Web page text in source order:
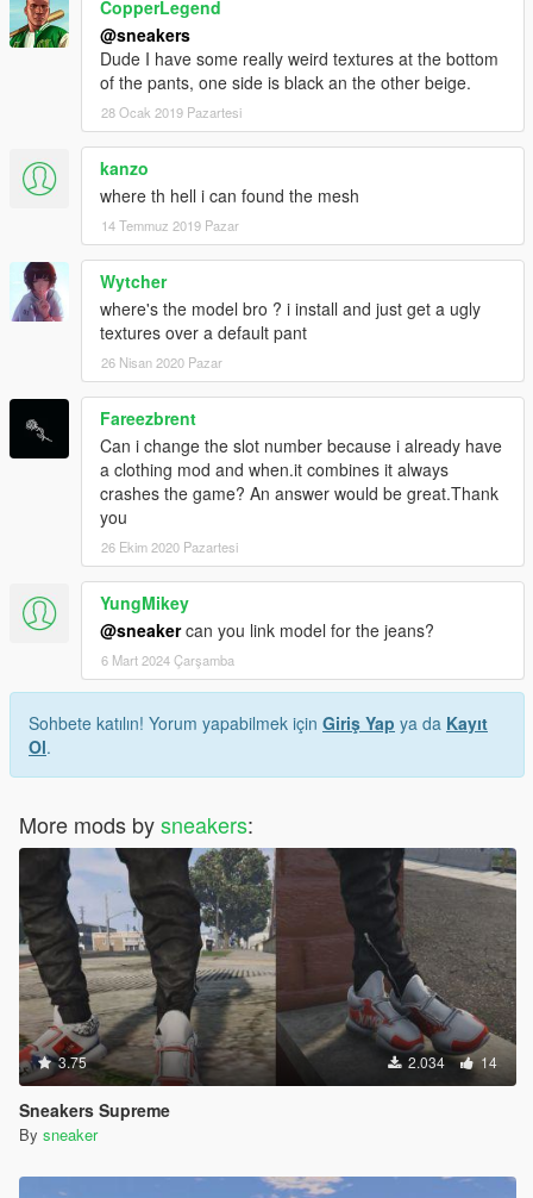
CopperLegend
@sneakers
Dude I have some really weird textures at the bottom
of the pants, one side is black an the other beige.
28 Ocak 2019 Pazartesi
kanzo
where th hell i can found the mesh
14 Temmuz 2019 Pazar
Wytcher
where's the model bro ? i install and just get a ugly
textures over a default pant
26 Nisan 2020 Pazar
Fareezbrent
Can i change the slot number because i already have
a clothing mod and when.it combines it always
crashes the game? An answer would be great.Thank
you
26 Ekim 2020 Pazartesi
YungMikey
@sneakercan you link model for the jeans?
6 Mart 2024 Çarşamba
Sohbete katılın! Yorum yapabilmek için Giriş Yap ya da Kayıt
Ol.
More mods bysneakers:
3.75 2.034 14
Sneakers Supreme
By sneaker